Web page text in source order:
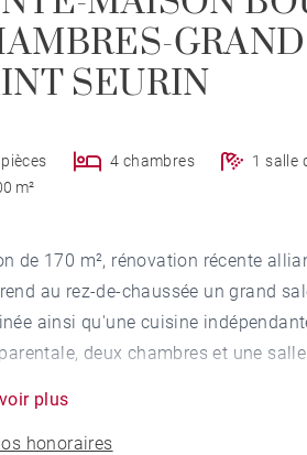
SEURIN
4 chambres 1 salle
m²
de 170 m², rénovation récente
au rez-de-chaussée un grand
ainsi qu'une cuisine
deux chambres et une
plus
honoraires